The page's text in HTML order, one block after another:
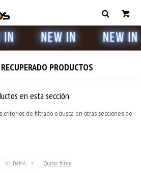
PRODUCTOS
en esta sección.
de filtrado o busca en otras secciones de
N+ DAMA Quitar filtros